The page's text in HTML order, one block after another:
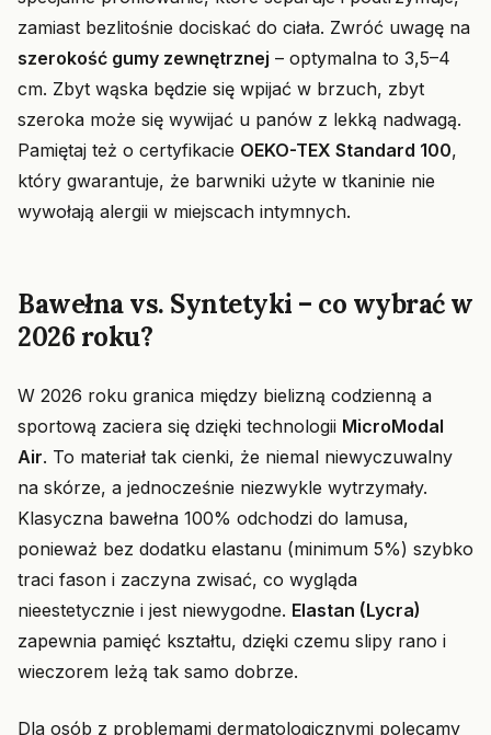
zamiast bezlitośnie dociskać do ciała. Zwróć uwagę na
szerokość gumy zewnętrznej – optymalna to 3,5–4
cm. Zbyt wąska będzie się wpijać w brzuch, zbyt
szeroka może się wywijać u panów z lekką nadwagą.
Pamiętaj też o certyfikacie OEKO-TEX Standard 100,
który gwarantuje, że barwniki użyte w tkaninie nie
wywołają alergii w miejscach intymnych.
Bawełna vs. Syntetyki – co wybrać w
2026 roku?
W 2026 roku granica między bielizną codzienną a
sportową zaciera się dzięki technologii MicroModal
Air. To materiał tak cienki, że niemal niewyczuwalny
na skórze, a jednocześnie niezwykle wytrzymały.
Klasyczna bawełna 100% odchodzi do lamusa,
ponieważ bez dodatku elastanu (minimum 5%) szybko
traci fason i zaczyna zwisać, co wygląda
nieestetycznie i jest niewygodne. Elastan (Lycra)
zapewnia pamięć kształtu, dzięki czemu slipy rano i
wieczorem leżą tak samo dobrze.
Dla osób z problemami dermatologicznymi polecamy